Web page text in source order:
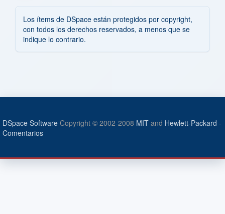
Los ítems de DSpace están protegidos por copyright,
con todos los derechos reservados, a menos que se
indique lo contrario.
DSpace Software Copyright © 2002-2008 MIT and Hewlett-Packard -
Comentarios